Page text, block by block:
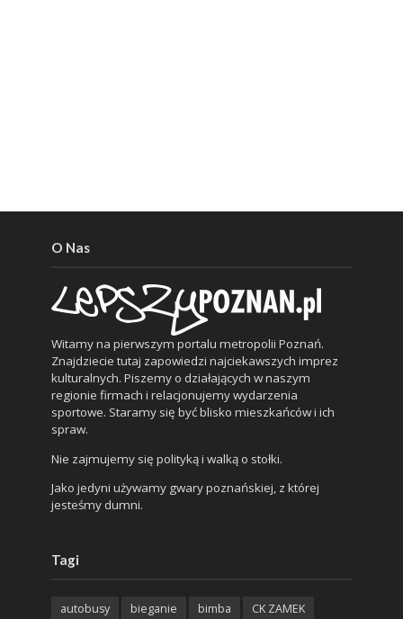
O Nas
Witamy na pierwszym portalu metropolii Poznań.
Znajdziecie tutaj zapowiedzi najciekawszych imprez
kulturalnych. Piszemy o działających w naszym
regionie firmach i relacjonujemy wydarzenia
sportowe. Staramy się być blisko mieszkańców i ich
spraw.
Nie zajmujemy się polityką i walką o stołki.
Jako jedyni używamy gwary poznańskiej, z której
jesteśmy dumni.
Tagi
autobusy bieganie bimba
CK ZAMEK